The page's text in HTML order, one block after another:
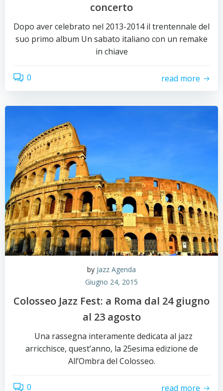
concerto
Dopo aver celebrato nel 2013-2014 il trentennale del
suo primo album Un sabato italiano con un remake
in chiave
0 read more
by Jazz Agenda
Giugno 24, 2015
Colosseo Jazz Fest: a Roma dal 24 giugno
al 23 agosto
Una rassegna interamente dedicata al jazz
arricchisce, quest’anno, la 25esima edizione de
All’Ombra del Colosseo.
0 read more